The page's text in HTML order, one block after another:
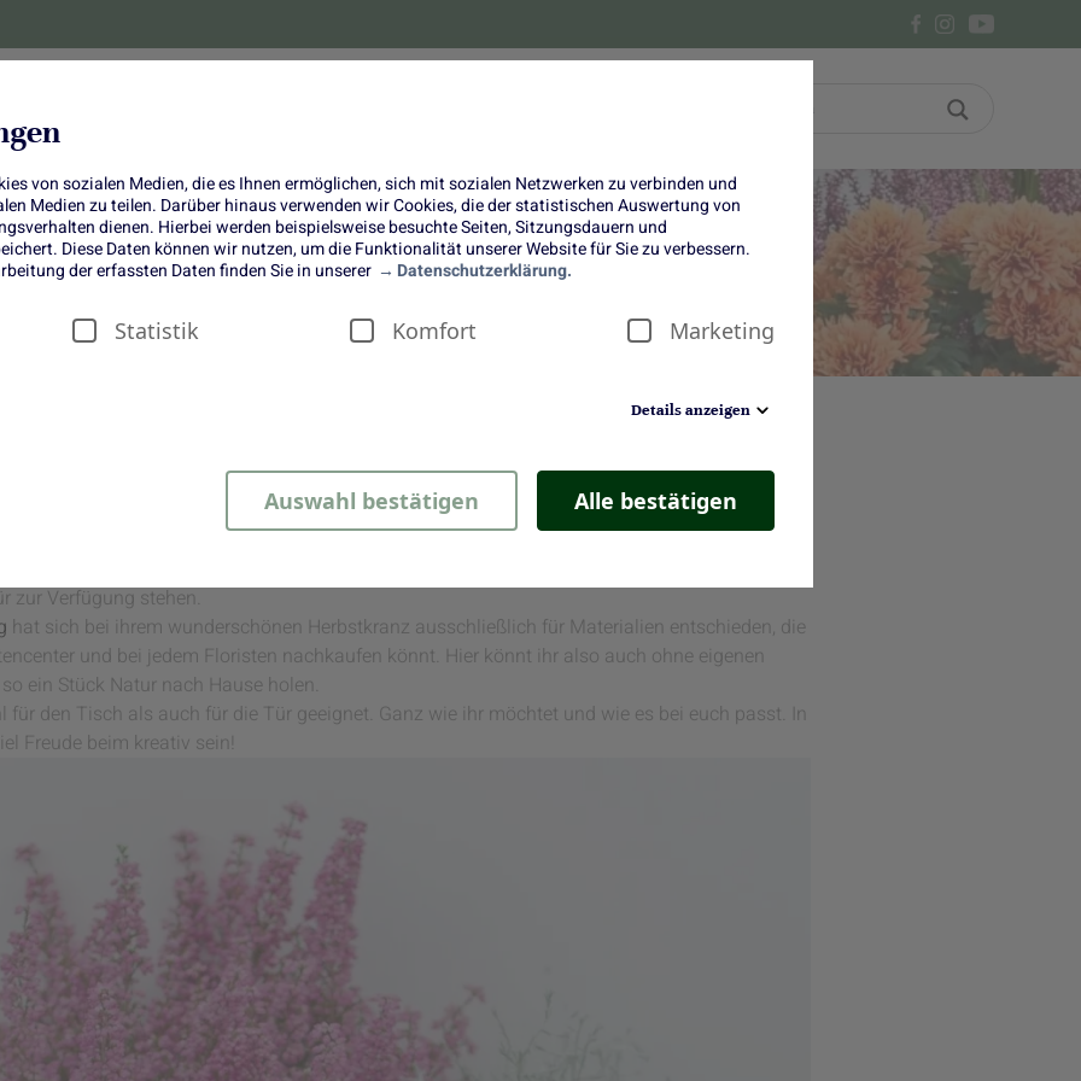
von sozialen Medien, die es Ihnen ermöglichen, sich mit sozialen Netzwerken zu verbinden und
Medien zu teilen. Darüber hinaus verwenden wir Cookies, die der statistischen Auswertung von
dienen. Hierbei werden beispielsweise besuchte Seiten, Sitzungsdauern und
Diese Daten können wir nutzen, um die Funktionalität unserer Website für Sie zu verbessern.
der erfassten Daten finden Sie in unserer
Datenschutzerklärung.
Statistik Komfort Marketing
Details anzeigen
Auswahl bestätigen Alle bestätigen
Herbstkranz aus Erika und Heide
aus Erika und Heide
gibt es schöneres, als sich an einem verregneten Tag gemütlich an den Tisch zu setzen und
zur Verfügung stehen.
hat sich bei ihrem wunderschönen Herbstkranz ausschließlich für Materialien entschieden, die
und bei jedem Floristen nachkaufen könnt. Hier könnt ihr also auch ohne eigenen
ein Stück Natur nach Hause holen.
für den Tisch als auch für die Tür geeignet. Ganz wie ihr möchtet und wie es bei euch passt. In
Freude beim kreativ sein!